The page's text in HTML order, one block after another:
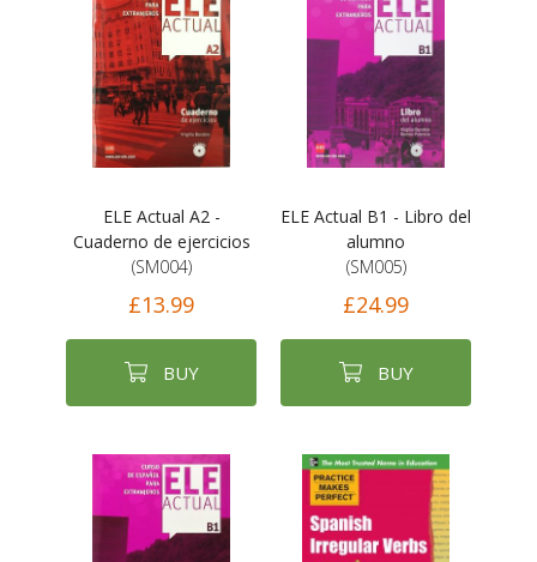
ELE Actual A2 -
Cuaderno de ejercicios
(SM004)
£13.99
BUY
ELE Actual B1 - Libro del
alumno
(SM005)
£24.99
BUY